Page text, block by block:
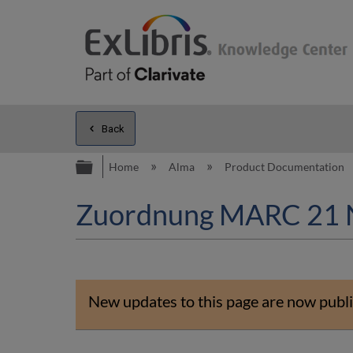
Back
Expand/collapse global
Home Alma Product Documentation
Zuordnung MARC 21
New updates to this page are now